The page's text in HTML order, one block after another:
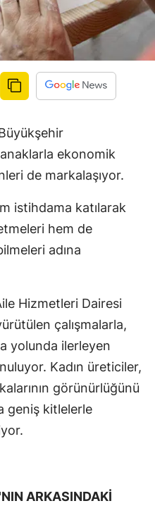
ekonomik
de markalaşıyor.
istihdama katılarak
hem de
adına
Hizmetleri Dairesi
çalışmalarla,
yolunda ilerleyen
Kadın üreticiler,
görünürlüğünü
geniş kitlelerle
NIN ARKASINDAKİ